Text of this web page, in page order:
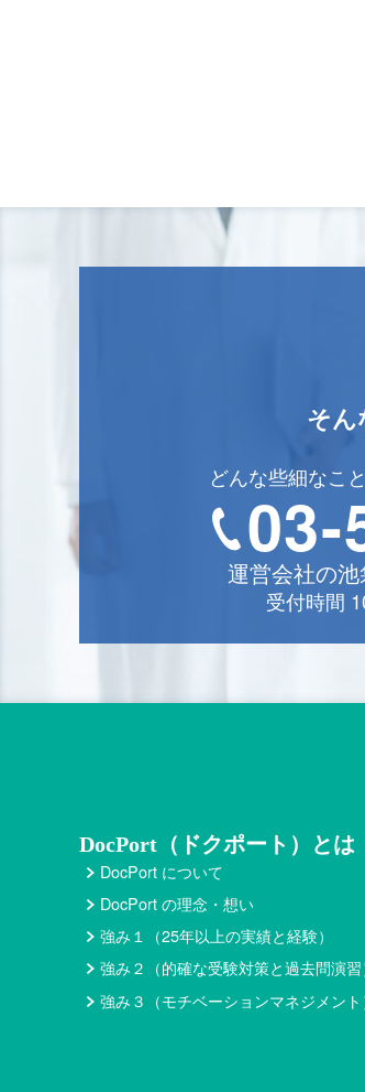
そん
どんな些細なこ
03-
運営会社の
受付時間
DocPort（ドクポート）とは
DocPort について
DocPort の理念・想い
強み１（25年以上の実績と経験）
強み２（的確な受験対策と過去問演習
強み３（モチベーションマネジメント